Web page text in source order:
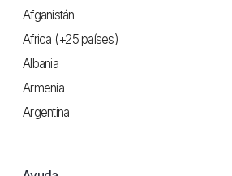
Afganistán
Africa (+25 países)
Albania
Armenia
Argentina